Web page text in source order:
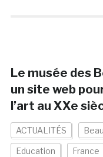
Le musée des
un site web
l’art au XXe
ACTUALITÉS
Education France